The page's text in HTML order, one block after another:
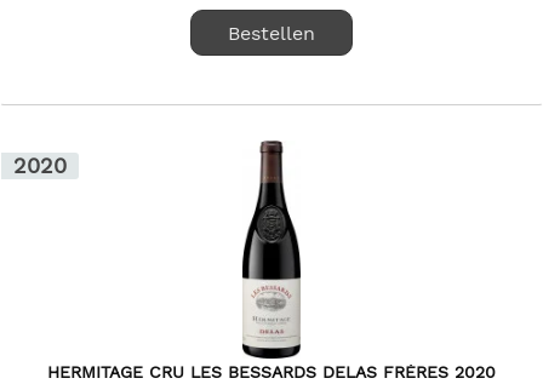
Bestellen
2020
HERMITAGE CRU LES BESSARDS DELAS FRÈRES 2020